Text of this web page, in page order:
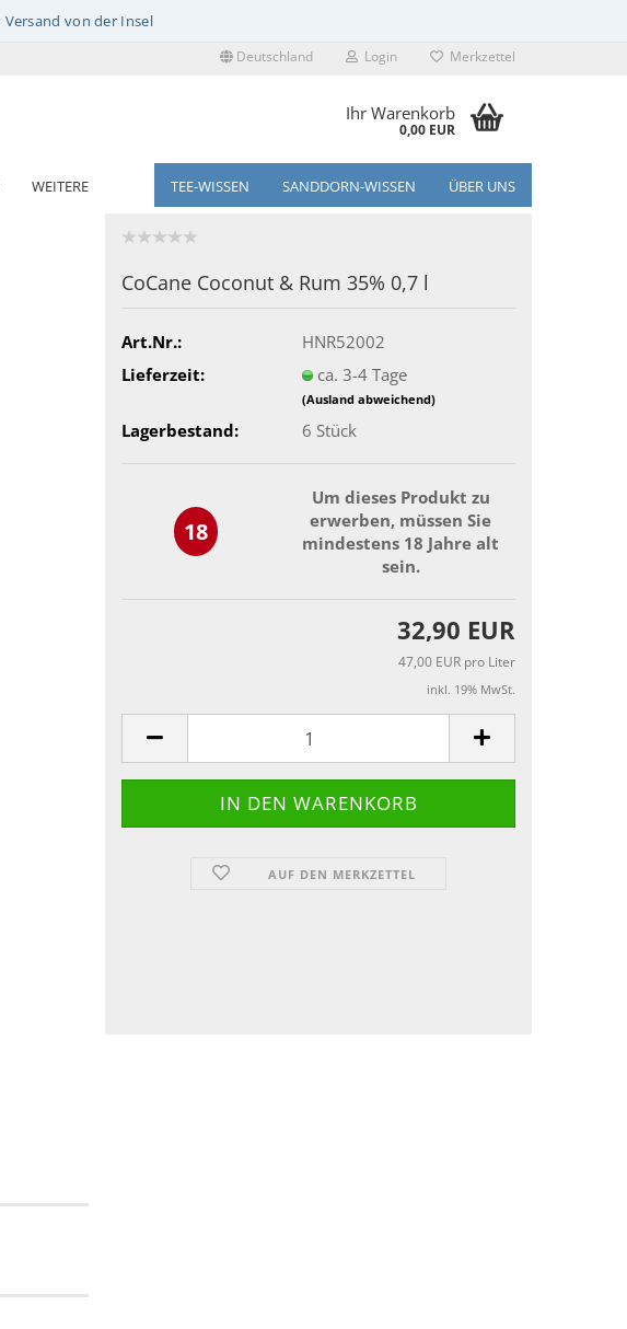
Deutschland Login Merkzettel
Ihr Warenkorb
0,00 EUR
TEE-WISSEN SANDDORN-WISSEN ÜBER UNS
WEITERE
CoCane Coconut & Rum 35% 0,7 l
Art.Nr.:
HNR52002
Lieferzeit:
ca. 3-4 Tage
(Ausland abweichend)
Lagerbestand: 6 Stück
18
Um dieses Produkt zu
erwerben, müssen Sie
mindestens 18 Jahre alt
sein.
32,90 EUR
47,00 EUR pro Liter
inkl. 19% MwSt.
AUF DEN MERKZETTEL